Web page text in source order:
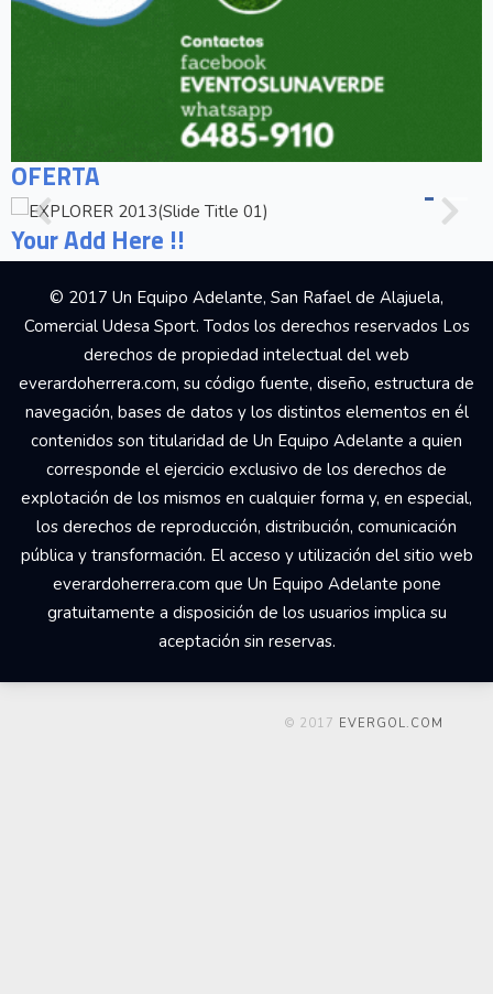
OFERTA
Your Add Here !!
© 2017 Un Equipo Adelante, San Rafael de Alajuela,
Comercial Udesa Sport. Todos los derechos reservados Los
derechos de propiedad intelectual del web
everardoherrera.com, su código fuente, diseño, estructura de
navegación, bases de datos y los distintos elementos en él